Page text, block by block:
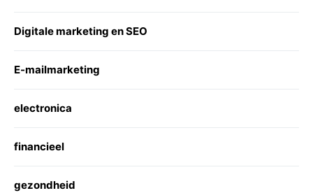
Digitale marketing en SEO
E-mailmarketing
electronica
financieel
gezondheid